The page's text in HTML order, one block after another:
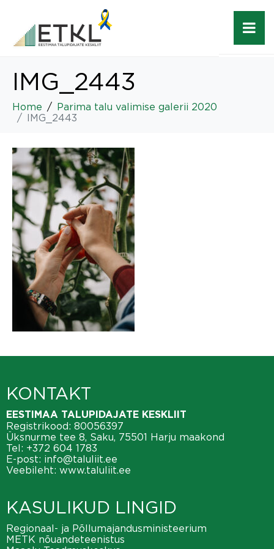
IMG_2443
Home
Parima talu valimise galerii 2020
IMG_2443
KONTAKT
EESTIMAA TALUPIDAJATE KESKLIIT
Registrikood: 80056397
Üksnurme tee 8, Saku, 75501 Harju maakond
Tel: +372 604 1783
E-post: info@taluliit.ee
Veebileht: www.taluliit.ee
KASULIKUD LINGID
Regionaal- ja Põllumajandusministeerium
METK nõuandeteenistus